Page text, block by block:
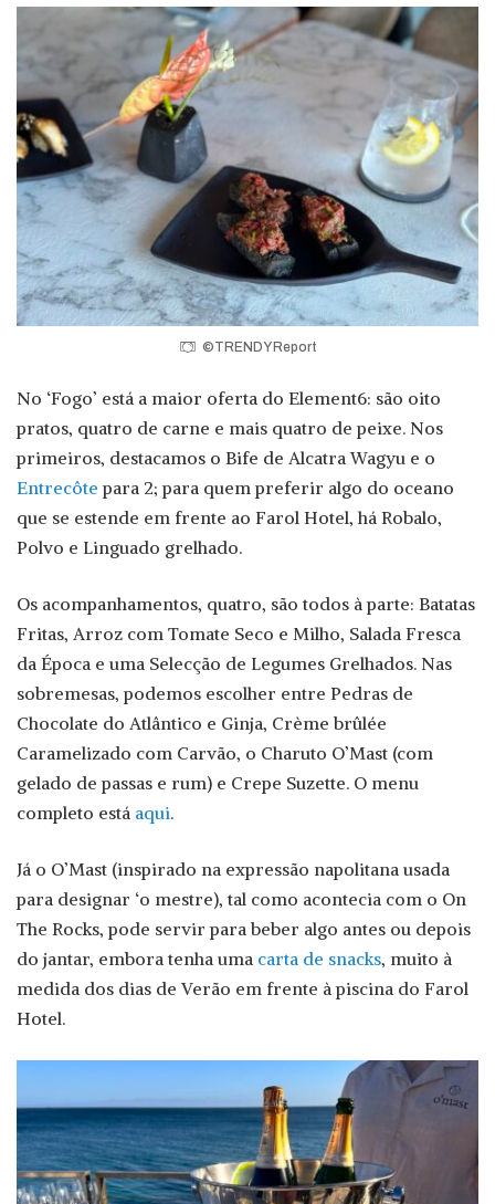
©TRENDY Report
No ‘Fogo’ está a maior oferta do Element6: são oito
pratos, quatro de carne e mais quatro de peixe. Nos
primeiros, destacamos o Bife de Alcatra Wagyu e o
Entrecôte para 2; para quem preferir algo do oceano
que se estende em frente ao Farol Hotel, há Robalo,
Polvo e Linguado grelhado.
Os acompanhamentos, quatro, são todos à parte: Batatas
Fritas, Arroz com Tomate Seco e Milho, Salada Fresca
da Época e uma Selecção de Legumes Grelhados. Nas
sobremesas, podemos escolher entre Pedras de
Chocolate do Atlântico e Ginja, Crème brûlée
Caramelizado com Carvão, o Charuto O’Mast (com
gelado de passas e rum) e Crepe Suzette. O menu
completo está aqui.
Já o O’Mast (inspirado na expressão napolitana usada
para designar ‘o mestre), tal como acontecia com o On
The Rocks, pode servir para beber algo antes ou depois
do jantar, embora tenha uma carta de snacks, muito à
medida dos dias de Verão em frente à piscina do Farol
Hotel.